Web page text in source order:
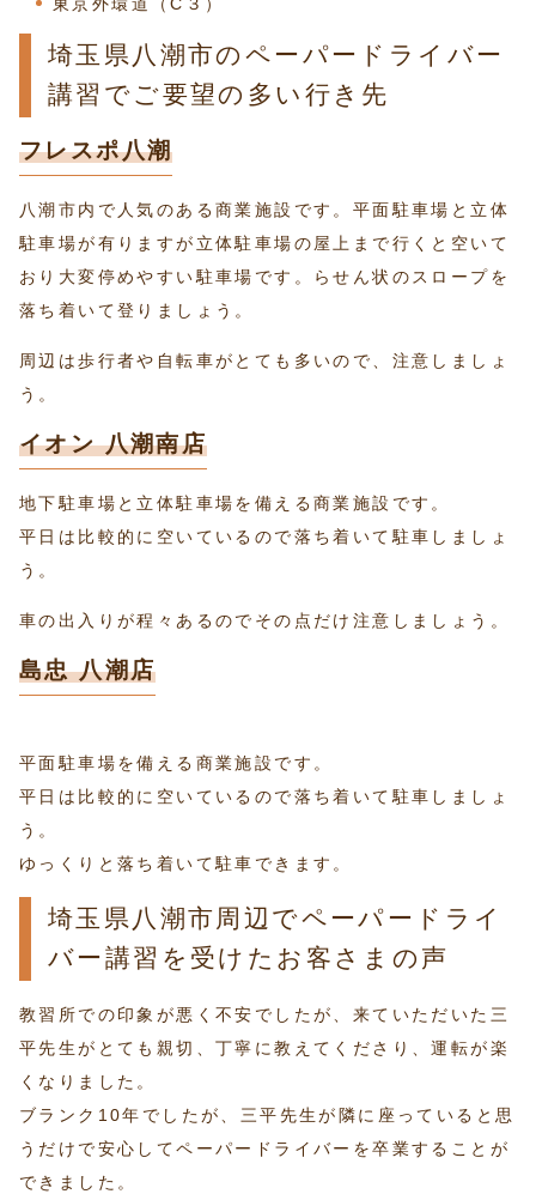
東京外環道（C３）
埼玉県八潮市のペーパードライバー
講習でご要望の多い行き先
フレスポ八潮
八潮市内で人気のある商業施設です。平面駐車場と立体
駐車場が有りますが立体駐車場の屋上まで行くと空いて
おり大変停めやすい駐車場です。らせん状のスロープを
落ち着いて登りましょう。
周辺は歩行者や自転車がとても多いので、注意しましょ
う。
イオン 八潮南店
地下駐車場と立体駐車場を備える商業施設です。
平日は比較的に空いているので落ち着いて駐車しましょ
う。
車の出入りが程々あるのでその点だけ注意しましょう。
島忠 八潮店
平面駐車場を備える商業施設です。
平日は比較的に空いているので落ち着いて駐車しましょ
う。
ゆっくりと落ち着いて駐車できます。
埼玉県八潮市周辺でペーパードライ
バー講習を受けたお客さまの声
教習所での印象が悪く不安でしたが、来ていただいた三
平先生がとても親切、丁寧に教えてくださり、運転が楽
くなりました。
ブランク10年でしたが、三平先生が隣に座っていると思
うだけで安心してペーパードライバーを卒業することが
できました。